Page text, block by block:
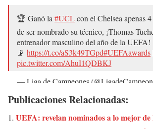
🏆 Ganó la #UCLcon el Chelsea apenas
de ser nombrado su técnico, ¡Thomas
entrenador masculino del año de la UEFA!
📡 https://t.co/aS3k49TGpd#UEFAawards
pic.twitter.com/AhuI1QDBKJ
— Liga de Campeones
Publicaciones Relacionadas:
UEFA: revelan nominados a lo mejor